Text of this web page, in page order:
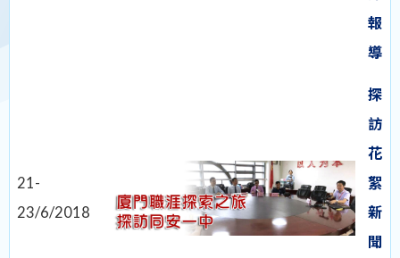
報
導
21-
23/6/2018
探
訪
花
絮
新
聞